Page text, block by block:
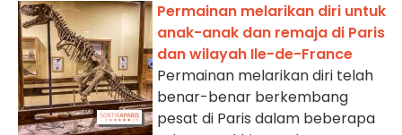
Permainan melarikan diri untuk
anak-anak dan remaja di Paris
dan wilayah Ile-de-France
Permainan melarikan diri telah
benar-benar berkembang
pesat di Paris dalam beberapa